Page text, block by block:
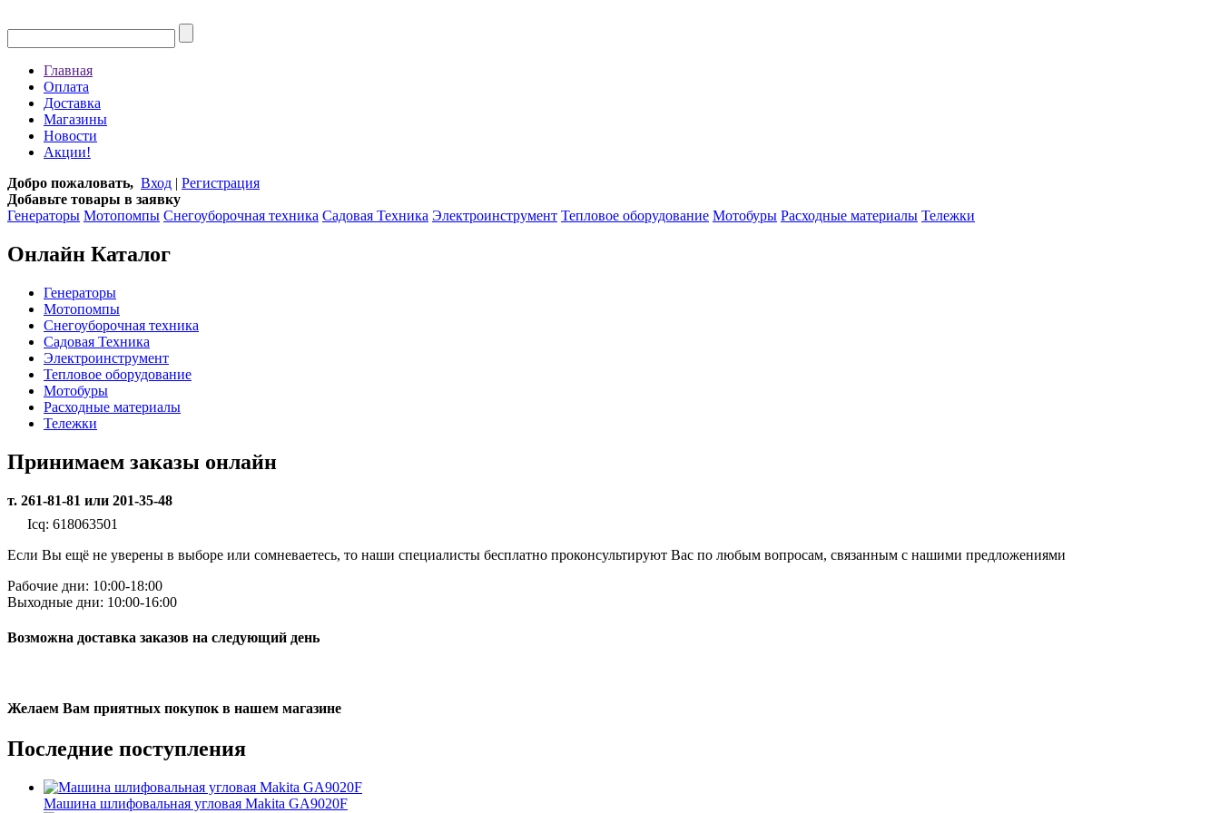
Главная
Оплата
Доставка
Магазины
Новости
Акции!
Добро пожаловать, Вход | Регистрация
Добавьте товары в заявку
Генераторы Мотопомпы Снегоуборочная техника Садовая Техника Электроинструмент Тепловое оборудование Мотобуры Расходные материалы Тележки
Онлайн Каталог
Генераторы
Мотопомпы
Снегоуборочная техника
Садовая Техника
Электроинструмент
Тепловое оборудование
Мотобуры
Расходные материалы
Тележки
Принимаем заказы онлайн
т. 261-81-81 или 201-35-48
Icq: 618063501
Если Вы ещё не уверены в выборе или сомневаетесь, то наши специалисты бесплатно проконсультируют Вас по любым вопросам, связанным с нашими предложениями
Рабочие дни: 10:00-18:00
Выходные дни: 10:00-16:00
Возможна доставка заказов на следующий день
Желаем Вам приятных покупок в нашем магазине
Последние поступления
Машина шлифовальная угловая Makita GA9020F